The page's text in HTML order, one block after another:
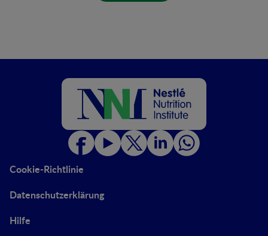
Cookie-Richtlinie
Datenschutzerklärung
Hilfe